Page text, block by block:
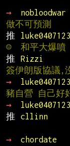
→
nobloodwar
做不可預測
推
luke0407123
☺  和平大爆噴
推
Rizzi
簽伊朗版協議,
→
luke0407123
豬自營 自己好
→
luke0407123
推
cllinn
→
chordate